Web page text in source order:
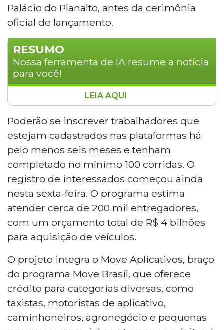
Palácio do Planalto, antes da cerimônia
oficial de lançamento.
RESUMO
Nossa ferramenta de IA resume a notícia
para você!
O governo federal lançou nesta sexta-feira (12)
uma linha de crédito para entregadores de
aplicativo, com juros de 12,5% ao ano, voltada à
aquisição de bicicletas elétricas, motos e
ciclomotores. O programa, parte do Move
Aplicativos, prevê atender 200 mil
trabalhadores com orçamento de R$ 4 bilhões.
Para se inscrever, o entregador deve estar
cadastrado na plataforma há pelo menos seis
meses e ter completado 100 corridas.
LEIA AQUI
Poderão se inscrever trabalhadores que
estejam cadastrados nas plataformas há
pelo menos seis meses e tenham
completado no mínimo 100 corridas. O
registro de interessados começou ainda
nesta sexta-feira. O programa estima
atender cerca de 200 mil entregadores,
com um orçamento total de R$ 4 bilhões
para aquisição de veículos.
O projeto integra o Move Aplicativos, braço
do programa Move Brasil, que oferece
crédito para categorias diversas, como
taxistas, motoristas de aplicativo,
caminhoneiros, agronegócio e pequenas